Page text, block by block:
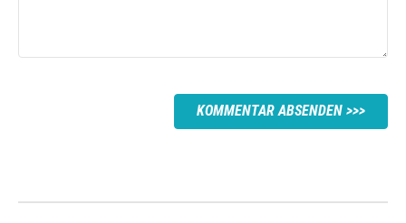
KOMMENTAR ABSENDEN